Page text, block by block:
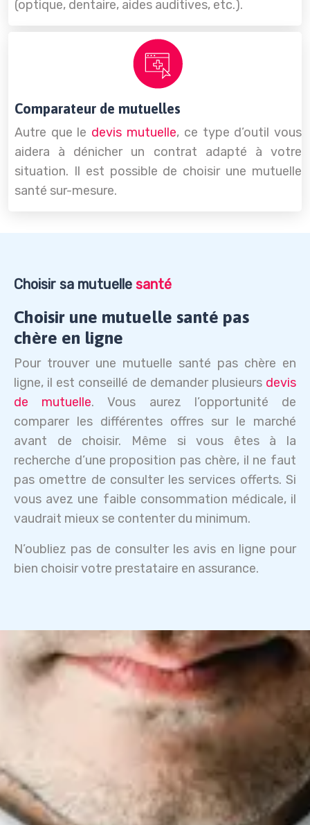
(optique, dentaire, aides auditives, etc.).
Comparateur de mutuelles
Autre que le devis mutuelle, ce type d’outil vous
aidera à dénicher un contrat adapté à votre
situation. Il est possible de choisir une mutuelle
santé sur-mesure.
Choisir sa mutuelle santé
Choisir une mutuelle santé pas
chère en ligne
Pour trouver une mutuelle santé pas chère en
ligne, il est conseillé de demander plusieurs devis
de mutuelle. Vous aurez l’opportunité de
comparer les différentes offres sur le marché
avant de choisir. Même si vous êtes à la
recherche d’une proposition pas chère, il ne faut
pas omettre de consulter les services offerts. Si
vous avez une faible consommation médicale, il
vaudrait mieux se contenter du minimum.
N’oubliez pas de consulter les avis en ligne pour
bien choisir votre prestataire en assurance.